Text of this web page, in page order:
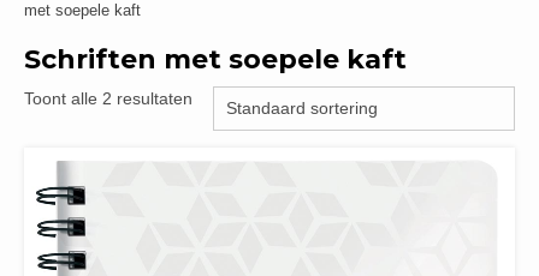
met soepele kaft
Schriften met soepele kaft
Toont alle 2 resultaten